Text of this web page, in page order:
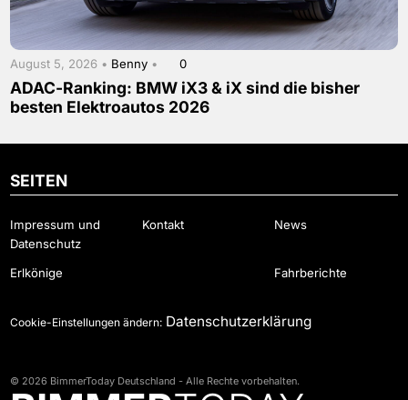
August 5, 2026 • Benny • 0
ADAC-Ranking: BMW iX3 & iX sind die bisher
besten Elektroautos 2026
SEITEN
Impressum und
Datenschutz
Kontakt News
Erlkönige Fahrberichte
Cookie-Einstellungen ändern: Datenschutzerklärung
© 2026 BimmerToday Deutschland - Alle Rechte vorbehalten.